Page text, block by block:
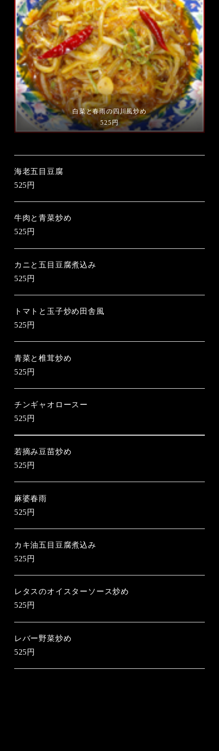
白菜と春雨の四川風炒め
525円
海老五目豆腐
525円
牛肉と青菜炒め
525円
カニと五目豆腐煮込み
525円
トマトと玉子炒め田舎風
525円
青菜と椎茸炒め
525円
チンギャオロースー
525円
若摘み豆苗炒め
525円
麻婆春雨
525円
カキ油五目豆腐煮込み
525円
レタスのオイスターソース炒め
525円
レバー野菜炒め
525円